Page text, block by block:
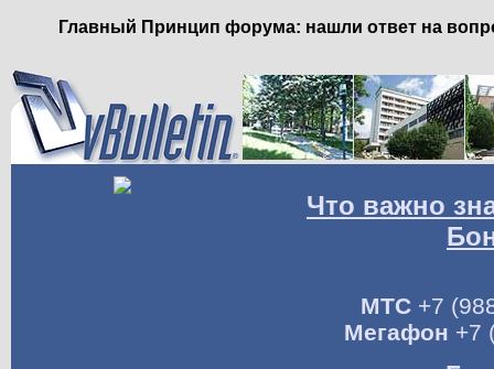
Главный Принцип форума: нашли ответ на
Что важно
МТС+7
Мегафон +7